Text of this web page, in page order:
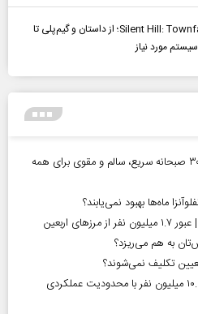
بررسی بازی Silent Hill: Townfall؛ از داستان و گیم‌پلی تا
مورد نیاز
صبحانه چی درست کنم؟ معرفی ۳۰ صبحانه سریع، سالم و مقوی برای همه
ماه‌ها بهبود نمی‌یابند؟
به هم می‌ریزد؟
تکلیف نمی‌شوند؟
آمار معلولیت در ایران | بیش از ۱۰.۵ میلیون نفر با محدودیت عملکردی